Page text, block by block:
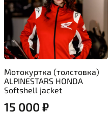
Мотокуртка (толстовка)
ALPINESTARS HONDA
Softshell jacket
15 000 ₽